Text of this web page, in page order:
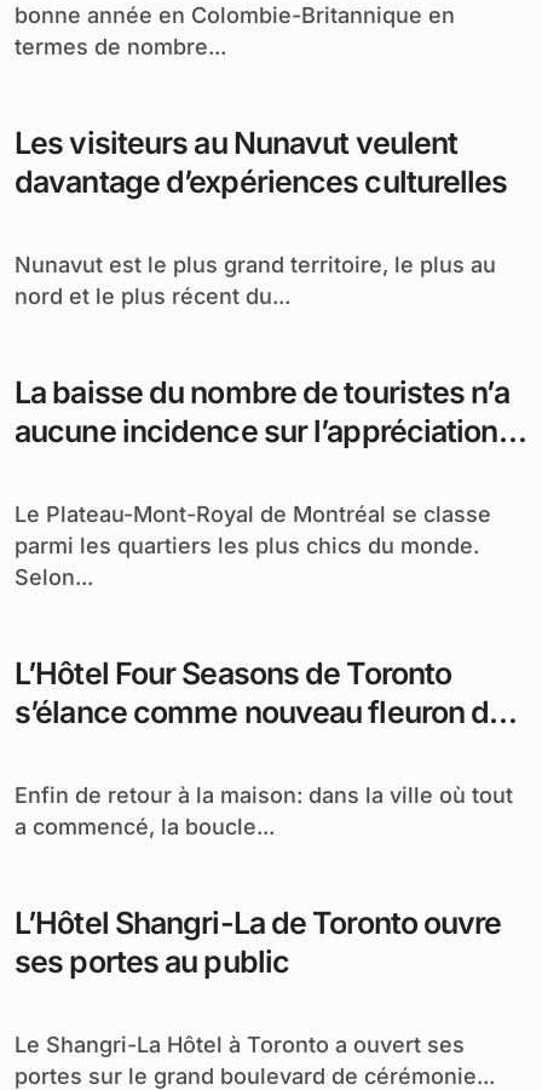
bonne année en Colombie-Britannique en
termes de nombre...
Les visiteurs au Nunavut veulent
davantage d’expériences culturelles
Nunavut est le plus grand territoire, le plus au
nord et le plus récent du...
La baisse du nombre de touristes n’a
aucune incidence sur l’appréciation
Le Plateau-Mont-Royal de Montréal se classe
parmi les quartiers les plus chics du monde.
Selon...
L’Hôtel Four Seasons de Toronto
s’élance comme nouveau fleuron de
Enfin de retour à la maison: dans la ville où tout
a commencé, la boucle...
L’Hôtel Shangri-La de Toronto ouvre
ses portes au public
Le Shangri-La Hôtel à Toronto a ouvert ses
portes sur le grand boulevard de cérémonie...